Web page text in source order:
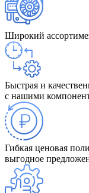
Широкий
Быстрая и
с нашими
Гибкая ценовая
выгодное